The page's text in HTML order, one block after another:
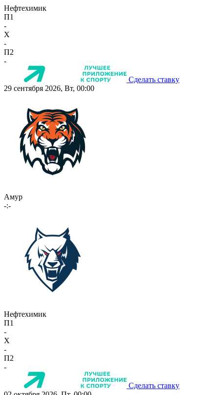
Нефтехимик
П1
-
X
-
П2
-
Сделать ставку
29 сентября 2026, Вт, 00:00
Амур
-:-
Нефтехимик
П1
-
X
-
П2
-
Сделать ставку